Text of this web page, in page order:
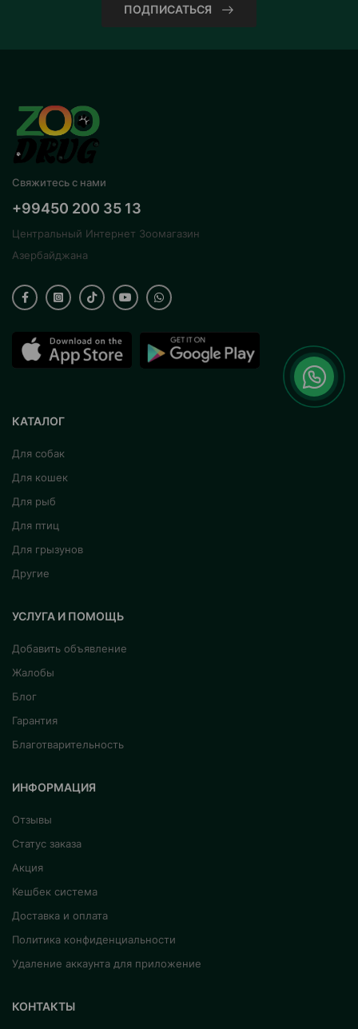
ПОДПИСАТЬСЯ
Свяжитесь с нами
+99450 200 35 13
Центральный Интернет Зоомагазин
Азербайджана
КАТАЛОГ
Для собак
Для кошек
Для рыб
Для птиц
Для грызунов
Другие
УСЛУГА И ПОМОЩЬ
Добавить объявление
Жалобы
Блог
Гарантия
Благотварительность
ИНФОРМАЦИЯ
Отзывы
Статус заказа
Акция
Кешбек система
Доставка и оплата
Политика конфиденциальности
Удаление аккаунта для приложение
КОНТАКТЫ